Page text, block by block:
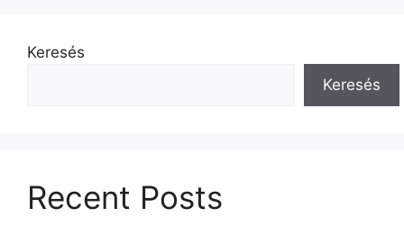
Keresés
Keresés
Recent Posts